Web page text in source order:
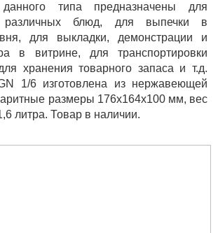
данного типа предназначены для
различных блюд, для выпечки в
для выкладки, демонстрации и
в витрине, для транспортировки
хранения товарного запаса и т.д.
1/6 изготовлена из нержавеющей
размеры 176x164х100 мм, вес
литра. Товар в наличии.